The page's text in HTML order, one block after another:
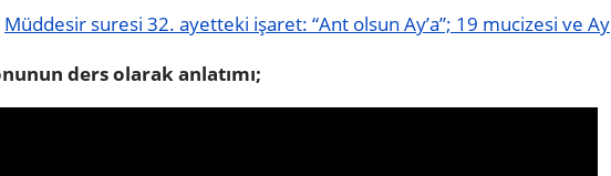
Müddesir suresi 32. ayetteki işaret: “Ant olsun Ay’a”; 19 mucizesi ve Ay
ders olarak anlatımı;